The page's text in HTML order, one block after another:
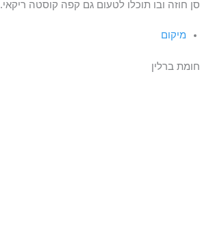
סן חוזה ובו תוכלו לטעום גם קפה קוסטה ריקאי.
מיקום
חומת ברלין